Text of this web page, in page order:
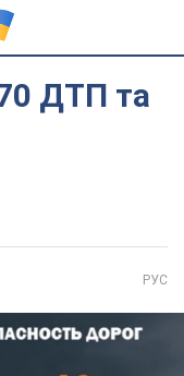
ДТП та
РУС